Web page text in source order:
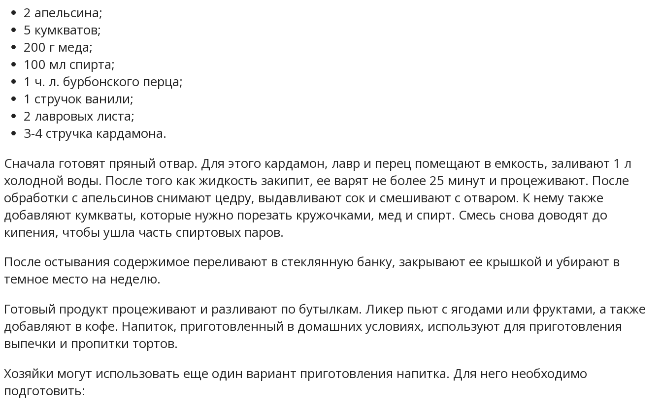
2 апельсина;
5 кумкватов;
200 г меда;
100 мл спирта;
1 ч. л. бурбонского перца;
1 стручок ванили;
2 лавровых листа;
3-4 стручка кардамона.
Сначала готовят пряный отвар. Для этого кардамон, лавр и перец помещают в емкость, заливают 1 л
холодной воды. После того как жидкость закипит, ее варят не более 25 минут и процеживают. После
обработки с апельсинов снимают цедру, выдавливают сок и смешивают с отваром. К нему также
добавляют кумкваты, которые нужно порезать кружочками, мед и спирт. Смесь снова доводят до
кипения, чтобы ушла часть спиртовых паров.
После остывания содержимое переливают в стеклянную банку, закрывают ее крышкой и убирают в
темное место на неделю.
Готовый продукт процеживают и разливают по бутылкам. Ликер пьют с ягодами или фруктами, а также
добавляют в кофе. Напиток, приготовленный в домашних условиях, используют для приготовления
выпечки и пропитки тортов.
Хозяйки могут использовать еще один вариант приготовления напитка. Для него необходимо
подготовить: